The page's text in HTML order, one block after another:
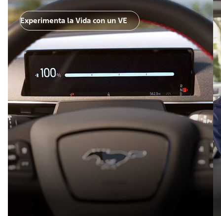
Experimenta la Vida con un VE